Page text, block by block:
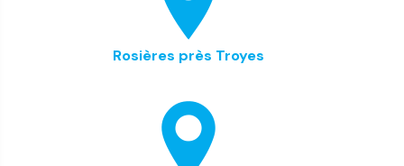
Rosières près Troyes